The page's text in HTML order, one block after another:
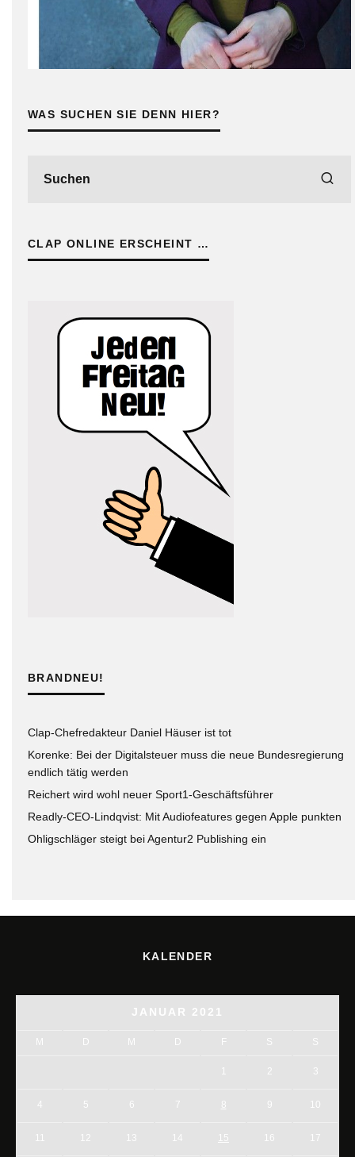
WAS SUCHEN SIE DENN HIER?
CLAP ONLINE ERSCHEINT …
BRANDNEU!
Clap-Chefredakteur Daniel Häuser ist tot
Korenke: Bei der Digitalsteuer muss die neue Bundesregierung
endlich tätig werden
Reichert wird wohl neuer Sport1-Geschäftsführer
Readly-CEO-Lindqvist: Mit Audiofeatures gegen Apple punkten
Ohligschläger steigt bei Agentur2 Publishing ein
KALENDER
JANUAR 2021
M D M D F S S
1 2 3
5 6 7 8 9 10
11 12 13 14 15 16 17